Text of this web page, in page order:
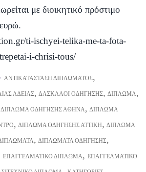
με διοικητικό πρόστιμο
ti-ischyei-telika-me-ta-fota-
i-chrisi-tous/
ΑΝΤΙΚΑΤΆΣΤΑΣΗ ΔΙΠΛΏΜΑΤΟΣ,
ΆΔΕΙΑΣ, ΔΆΣΚΑΛΟΙ ΟΔΉΓΗΣΗΣ, ΔΊΠΛΩΜΑ,
ΔΊΠΛΩΜΑ ΟΔΉΓΗΣΗΣ ΑΘΉΝΑ, ΔΊΠΛΩΜΑ
, ΔΊΠΛΩΜΑ ΟΔΉΓΗΣΗΣ ΑΤΤΙΚΉ, ΔΊΠΛΩΜΑ
, ΔΙΠΛΏΜΑΤΑ ΟΔΉΓΗΣΗΣ,
ΕΠΑΓΓΕΛΜΑΤΙΚΌ ΔΊΠΛΩΜΑ, ΕΠΑΓΓΕΛΜΑΤΙΚΌ